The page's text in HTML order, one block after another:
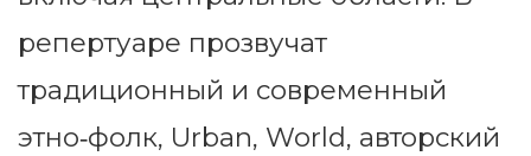
репертуаре прозвучат
традиционный и современный
этно‑фолк, Urban, World, авторский